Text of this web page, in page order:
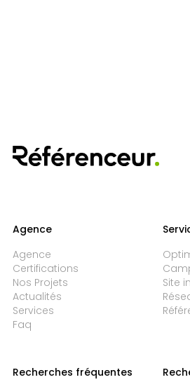
Agence
Agence
Certifications
Nos Projets
Actualités
Services
Faq
Site
Recherches fréquentes